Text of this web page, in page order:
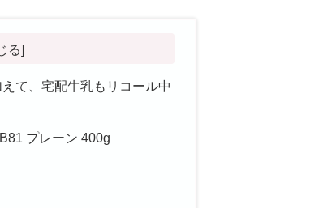
て、宅配牛乳もリコール中
プレーン 400g